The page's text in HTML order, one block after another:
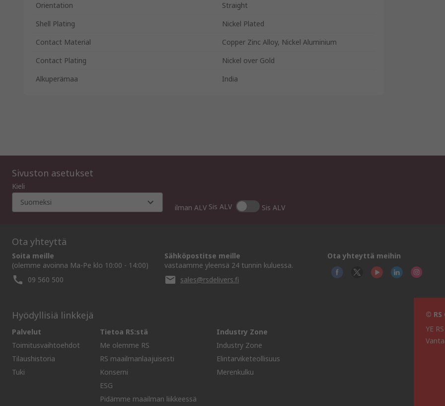
Orientation
Straight
Shell Plating
Nickel Plated
Contact Material
Copper Zinc Alloy, Nickel Aluminium
Contact Plating
Nickel over Gold
Alkuperämaa
India
Sivuston asetukset
Kieli
Suomeksi
ilman ALV Sis ALV Sis ALV
Ota yhteyttä
Soita meille
(olemme avoinna Ma-Pe klo 10:00 - 14:00)
09 560 500
Sähköpostitse meille
vastaamme yleensä 24 tunnin kuluessa.
sales@rsdelivers.fi
Ota yhteyttä meihin
Hyödyllisiä linkkejä
Palvelut
Toimitusvaihtoehdot
Tilaushistoria
Tuki
Tietoa RS:stä
Me olemme RS
RS maailmanlaajuisesti
Konserni
ESG
Pidämme maailman liikkeessä
Industry Zone
Industry Zone
Elintarviketeollisuus
Merenkulku
©
YE